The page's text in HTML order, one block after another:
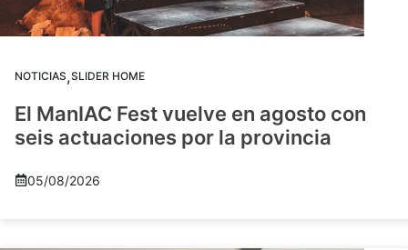
NOTICIAS,SLIDER HOME
El ManIAC Fest vuelve en agosto con
seis actuaciones por la provincia
05/08/2026